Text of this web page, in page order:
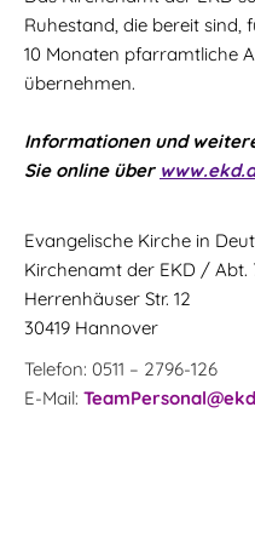
Ruhestand, die bereit sind,
10 Monaten pfarramtliche
übernehmen.
Informationen und
Sie online über
Evangelische Kirche in
Kirchenamt der EKD / Abt.
Herrenhäuser Str. 12
30419 Hannover
Telefon: 0511 – 2796-126
E-Mail: